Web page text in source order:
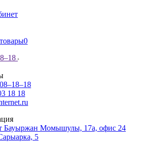
0
18 18
Бауыржан Момышулы, 17а, офис 24
5